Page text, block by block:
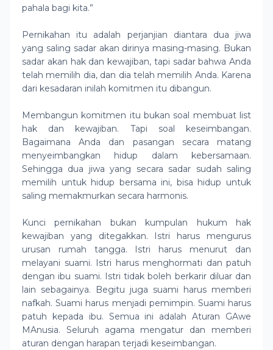
pahala bagi kita.”
Pernikahan itu adalah perjanjian diantara dua jiwa
yang saling sadar akan dirinya masing-masing. Bukan
sadar akan hak dan kewajiban, tapi sadar bahwa Anda
telah memilih dia, dan dia telah memilih Anda. Karena
dari kesadaran inilah komitmen itu dibangun.
Membangun komitmen itu bukan soal membuat list
hak dan kewajiban. Tapi soal keseimbangan.
Bagaimana Anda dan pasangan secara matang
menyeimbangkan hidup dalam kebersamaan.
Sehingga dua jiwa yang secara sadar sudah saling
memilih untuk hidup bersama ini, bisa hidup untuk
saling memakmurkan secara harmonis.
Kunci pernikahan bukan kumpulan hukum hak
kewajiban yang ditegakkan. Istri harus mengurus
urusan rumah tangga. Istri harus menurut dan
melayani suami. Istri harus menghormati dan patuh
dengan ibu suami. Istri tidak boleh berkarir diluar dan
lain sebagainya. Begitu juga suami harus memberi
nafkah. Suami harus menjadi pemimpin. Suami harus
patuh kepada ibu. Semua ini adalah Aturan GAwe
MAnusia. Seluruh agama mengatur dan memberi
aturan dengan harapan terjadi keseimbangan.